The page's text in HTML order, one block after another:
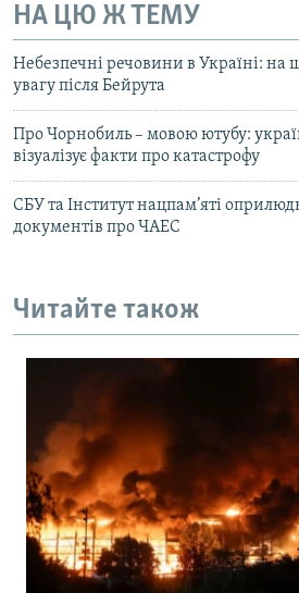
НА ЦЮ Ж ТЕМУ
Небезпечні речовини в Україні: на
увагу після Бейрута
Про Чорнобиль – мовою ютубу:
візуалізує факти про катастрофу
СБУ та Інститут нацпам’яті
документів про ЧАЕС
Читайте також